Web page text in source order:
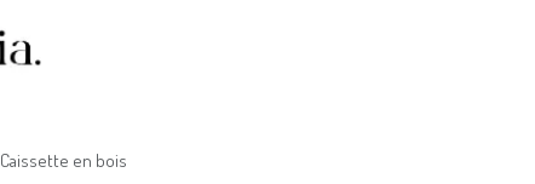
Caissette en bois